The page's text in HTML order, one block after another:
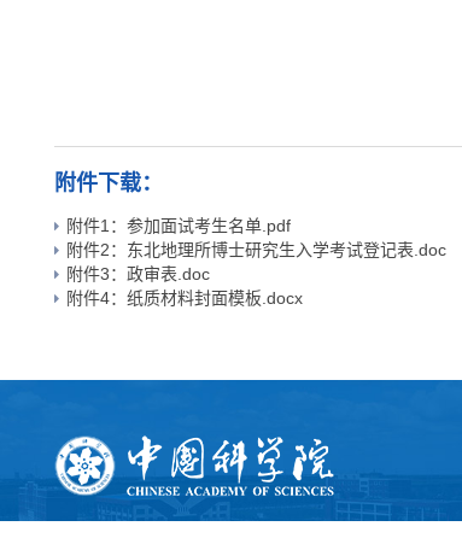
附件下载：
附件1：参加面试考生名单.pdf
附件2：东北地理所博士研究生入学考试登记表.doc
附件3：政审表.doc
附件4：纸质材料封面模板.docx